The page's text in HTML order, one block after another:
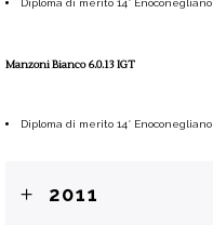
Manzoni Bianco 6.0.13 IGT
Diploma di merito 14° Enoconegliano
2011